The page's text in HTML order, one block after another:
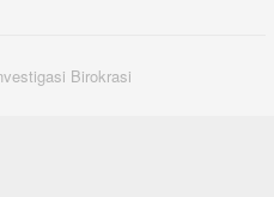
Birokrasi